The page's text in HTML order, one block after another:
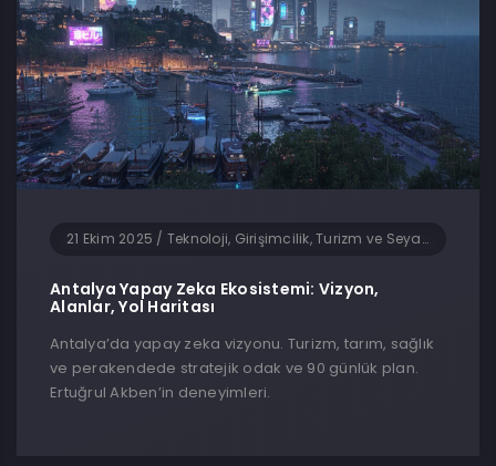
21 Ekim 2025 / Teknoloji, Girişimcilik, Turizm ve Seyahat, Yapay Zeka, Yazılım
Antalya Yapay Zeka Ekosistemi: Vizyon,
Alanlar, Yol Haritası
Antalya’da yapay zeka vizyonu. Turizm, tarım, sağlık
ve perakendede stratejik odak ve 90 günlük plan.
Ertuğrul Akben’in deneyimleri.